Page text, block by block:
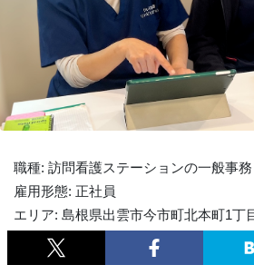
職種: 訪問看護ステーションの一般事務
雇用形態: 正社員
エリア: 島根県出雲市今市町北本町1丁